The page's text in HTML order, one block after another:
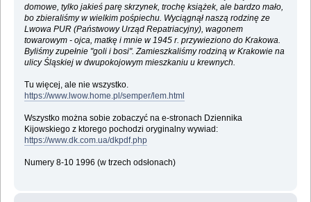
domowe, tylko jakieś parę skrzynek, trochę książek, ale bardzo mało,
bo zbieraliśmy w wielkim pośpiechu. Wyciągnął naszą rodzinę ze
Lwowa PUR (Państwowy Urząd Repatriacyjny), wagonem
towarowym - ojca, matkę i mnie w 1945 r. przywieziono do Krakowa.
Byliśmy zupełnie "goli i bosi". Zamieszkaliśmy rodziną w Krakowie na
ulicy Śląskiej w dwupokojowym mieszkaniu u krewnych.
Tu więcej, ale nie wszystko.
https://www.lwow.home.pl/semper/lem.html
Wszystko można sobie zobaczyć na e-stronach Dziennika
Kijowskiego z ktorego pochodzi oryginalny wywiad:
https://www.dk.com.ua/dkpdf.php
Numery 8-10 1996 (w trzech odsłonach)